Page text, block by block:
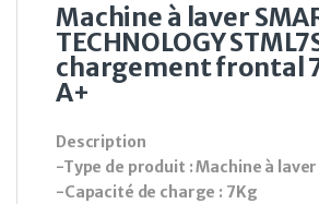
Machine à laver
TECHNOLOGY
chargement frontal
A+
Description
-Type de produit : Machine à laver
-Capacité de charge : 7Kg